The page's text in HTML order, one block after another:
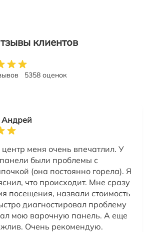
клиентов
5358 оценок
Андрей
меня очень впечатлил. У
были проблемы с
(она постоянно горела). Я
что происходит. Мне сразу
посещения, назвали стоимость
диагностировал проблему
мою варочную панель. А еще
Очень рекомендую.